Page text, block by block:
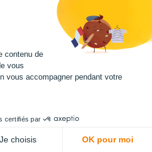
contenu de
vous
vous accompagner pendant votre
certifiés par
Je choisis OK pour moi